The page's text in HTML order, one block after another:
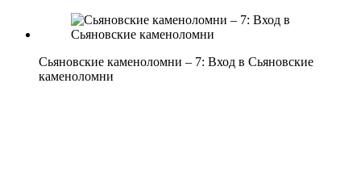
Сьяновские каменоломни – 7: Вход в Сьяновские
каменоломни